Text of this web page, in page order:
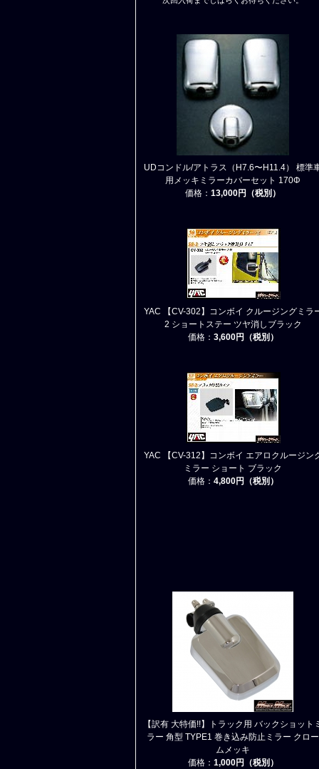
UDコンドル/アトラス（H7.6〜H11.4） 標準
用メッキミラーカバーセット 170Φ
価格： 13,000円（税別）
YAC 【CV-302】コンボイ クルージングミラ
2 ショートステー ツヤ消しブラック
価格： 3,600円（税別）
YAC 【CV-312】コンボイ エアロクルージン
ミラー ショート ブラック
価格： 4,800円（税別）
【訳有 大特価!!】トラック用 バックショット
ラー 角型 TYPE1 巻き込み防止ミラー クロー
ムメッキ
価格： 1,000円（税別）